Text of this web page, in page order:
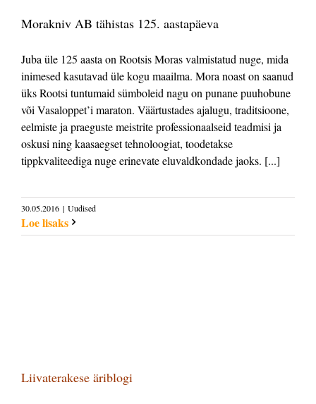
Morakniv AB tähistas 125. aastapäeva
Juba üle 125 aasta on Rootsis Moras valmistatud nuge, mida
inimesed kasutavad üle kogu maailma. Mora noast on saanud
üks Rootsi tuntumaid sümboleid nagu on punane puuhobune
või Vasaloppet’i maraton. Väärtustades ajalugu, traditsioone,
eelmiste ja praeguste meistrite professionaalseid teadmisi ja
oskusi ning kaasaegset tehnoloogiat, toodetakse
tippkvaliteediga nuge erinevate eluvaldkondade jaoks. [...]
30.05.2016 | Uudised
Loe lisaks
Liivaterakese äriblogi